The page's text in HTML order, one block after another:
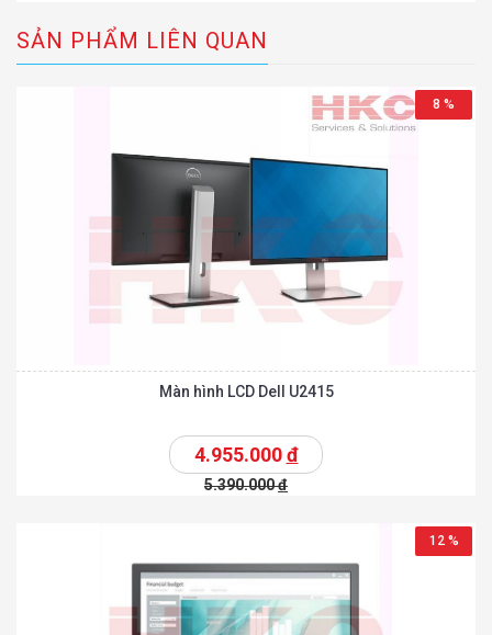
SẢN PHẨM LIÊN QUAN
8 %
Màn hình LCD Dell U2415
4.955.000đ
5.390.000đ
12 %